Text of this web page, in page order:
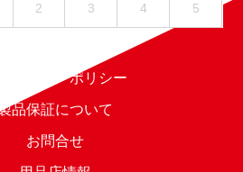
2 3 4 5
ライバシーポリシー
品保証について
お問合せ